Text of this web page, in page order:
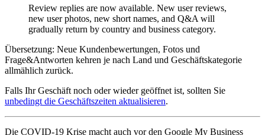
Review replies are now available. New user reviews,
new user photos, new short names, and Q&A will
gradually return by country and business category.
Übersetzung: Neue Kundenbewertungen, Fotos und
Frage&Antworten kehren je nach Land und Geschäftskategorie
allmählich zurück.
Falls Ihr Geschäft noch oder wieder geöffnet ist, sollten Sie
unbedingt die Geschäftszeiten aktualisieren.
Die COVID-19 Krise macht auch vor den Google My Business